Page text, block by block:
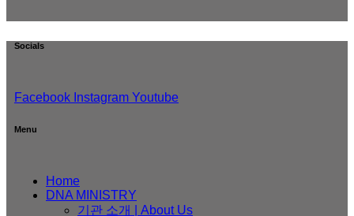
Socials
Facebook Instagram Youtube
Menu
Home
DNA MINISTRY
기관 소개 | About Us